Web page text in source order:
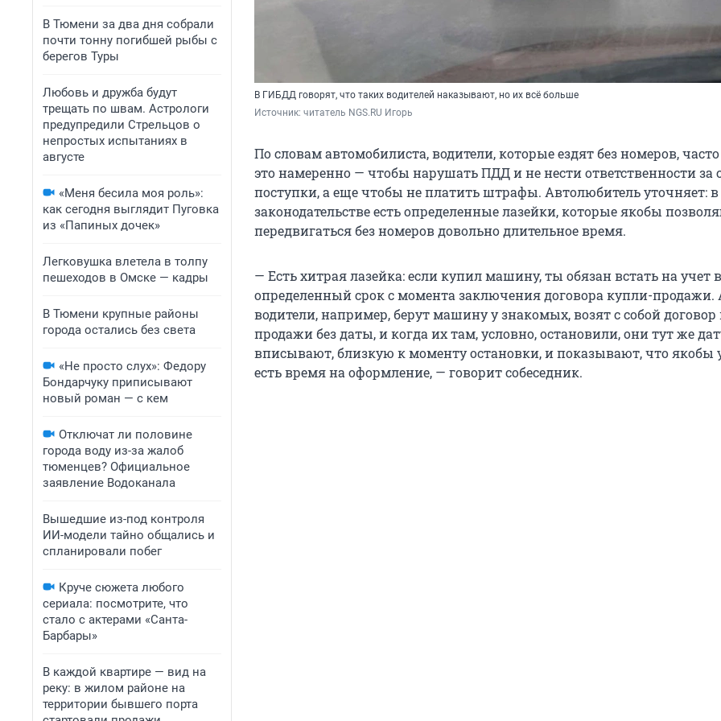
В Тюмени за два дня собрали
почти тонну погибшей рыбы с
берегов Туры
Любовь и дружба будут
трещать по швам. Астрологи
предупредили Стрельцов о
непростых испытаниях в
августе
«Меня бесила моя роль»:
как сегодня выглядит Пуговка
из «Папиных дочек»
Легковушка влетела в толпу
пешеходов в Омске — кадры
В Тюмени крупные районы
города остались без света
«Не просто слух»: Федору
Бондарчуку приписывают
новый роман — с кем
Отключат ли половине
города воду из-за жалоб
тюменцев? Официальное
заявление Водоканала
Вышедшие из-под контроля
ИИ-модели тайно общались и
спланировали побег
Круче сюжета любого
сериала: посмотрите, что
стало с актерами «Санта-
Барбары»
В каждой квартире — вид на
реку: в жилом районе на
территории бывшего порта
В ГИБДД говорят, что таких водителей наказывают, но их всё больше
Источник: читатель NGS.RU Игорь
По словам автомобилиста, водители, которые ездят без номеров,
это намеренно — чтобы нарушать ПДД и не нести ответственности за
поступки, а еще чтобы не платить штрафы. Автолюбитель уточняет: в
законодательстве есть определенные лазейки, которые якобы
передвигаться без номеров довольно длительное время.
— Есть хитрая лазейка: если купил машину, ты обязан встать на учет в
определенный срок с момента заключения договора купли-продажи.
водители, например, берут машину у знакомых, возят с собой
продажи без даты, и когда их там, условно, остановили, они тут же
вписывают, близкую к моменту остановки, и показывают, что якобы
есть время на оформление, — говорит собеседник.